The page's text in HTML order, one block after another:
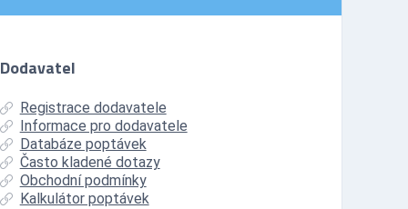
Dodavatel
Registrace dodavatele
Informace pro dodavatele
Databáze poptávek
Často kladené dotazy
Obchodní podmínky
Kalkulátor poptávek